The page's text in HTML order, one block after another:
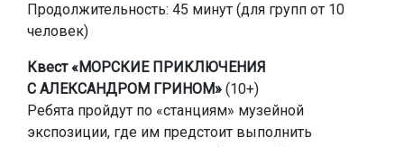
Продолжительность: 45 минут (для групп от 10
человек)
Квест «МОРСКИЕ ПРИКЛЮЧЕНИЯ
С АЛЕКСАНДРОМ ГРИНОМ» (10+)
Ребята пройдут по «станциям» музейной
экспозиции, где им предстоит выполнить